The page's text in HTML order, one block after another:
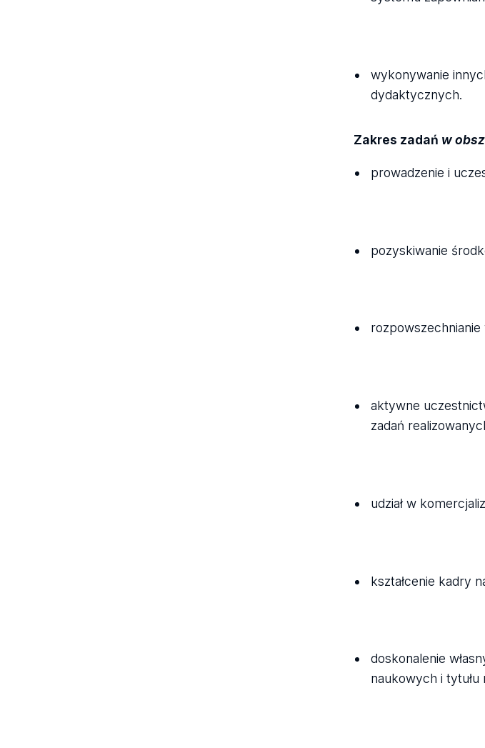
wykonywanie
dydaktycznych.
Zakres zadań w
prowadzenie i
pozyskiwanie
aktywne
zadań
udział w
kształcenie kadry
doskonalenie
naukowych i tytułu